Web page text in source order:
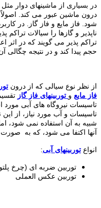
در بسیاری از ماشینهای دوار مثل
درون ماشین عبور می کند.
شود. فاز مایع و فاز گاز. در
ناپذیر و گازها را سیالات
تراکم پذیر می گویند که در
حجم پیدا کند و در نتیجه چگالی
از نظر نوع سیالی که از درون
فاز مایع و توربینهای فاز گاز
تاسیسات نیروگاه های آبی
تاسیسات و آب مورد نیاز، از
شبیه به آن استفاده نمی شود،
آنها اکتفا می شود، که به
انواع توربینهای آبی:
توربین ضربه ای (چرخ
توربین عکس العملی